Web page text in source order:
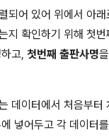
되어 있어 위에서 아
지 확인하기 위해 첫
고, 첫번째 출판사명
데이터에서 처음부터
넣어두고 각 데이터